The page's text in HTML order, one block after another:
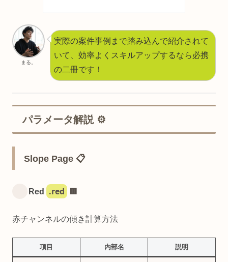
まる。
実際の案件事例まで踏み込んで紹介されて
いて、効率よくスキルアップするなら必携
の二冊です！
パラメータ解説 ⚙️
Slope Page 📋
Red .red
赤チャンネルの傾き計算方法
項目 内部名 説明